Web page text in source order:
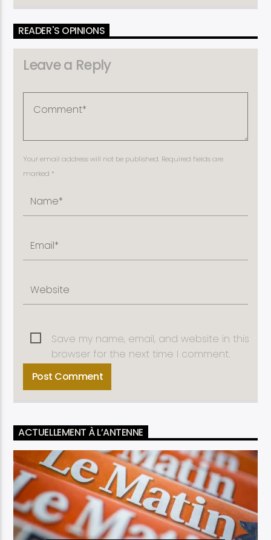
READER'S OPINIONS
Leave a Reply
Your email address will not be published. Required fields are
marked *
Save my name, email, and website in this
browser for the next time I comment.
ACTUELLEMENT À L’ANTENNE